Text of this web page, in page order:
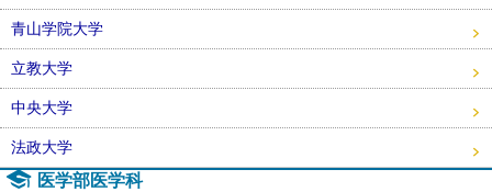
青山学院大学
立教大学
中央大学
法政大学
医学部医学科